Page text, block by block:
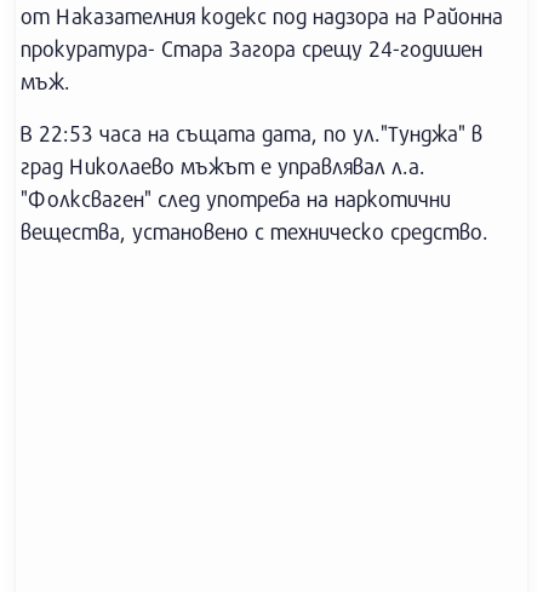
от Наказателния кодекс под надзора на Районна
прокуратура- Стара Загора срещу 24-годишен
мъж.
В 22:53 часа на същата дата, по ул."Тунджа" в
град Николаево мъжът е управлявал л.а.
"Фолксваген" след употреба на наркотични
вещества, установено с техническо средство.